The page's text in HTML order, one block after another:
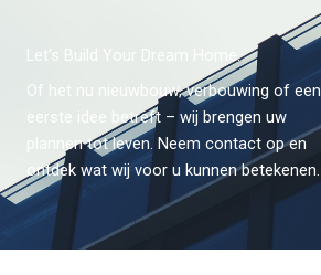
Let’s Build Your Dream Home.
Of het nu nieuwbouw, verbouwing of een
eerste idee betreft – wij brengen uw
plannen tot leven. Neem contact op en
ontdek wat wij voor u kunnen betekenen.